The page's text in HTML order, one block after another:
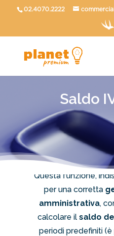
02.4070.2222
Saldo
Questa funzione,
per una corretta
amministrativa,
calcolare il saldo
periodi predefiniti (è